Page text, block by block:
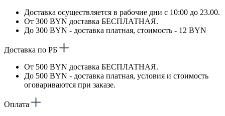
Доставка осуществляется в рабочие дни с 10:00 до 23.00.
От 300 BYN доставка БЕСПЛАТНАЯ.
До 300 BYN - доставка платная, стоимость - 12 BYN
Доставка по РБ
От 500 BYN доставка БЕСПЛАТНАЯ.
До 500 BYN - доставка платная, условия и стоимость
оговариваются при заказе.
Оплата